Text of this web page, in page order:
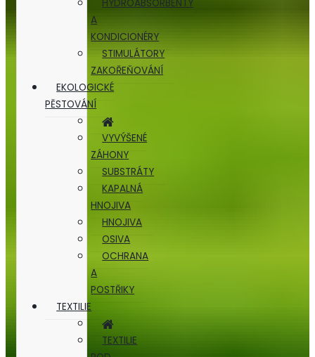
HYDROABSORBENTY
A
KONDICIONÉRY
STIMULÁTORY
ZAKOŘEŇOVÁNÍ
EKOLOGICKÉ
PĚSTOVÁNÍ
VYVÝŠENÉ
ZÁHONY
SUBSTRÁTY
KAPALNÁ
HNOJIVA
HNOJIVA
OSIVA
OCHRANA
A
POSTŘIKY
TEXTILIE
TEXTILIE